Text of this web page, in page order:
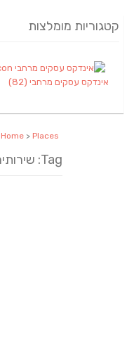
קטגוריות מומלצות
אינדקס עסקים מרחבי (82)
Home > Places
Tag: שירותים וטרינריים בקרית גת